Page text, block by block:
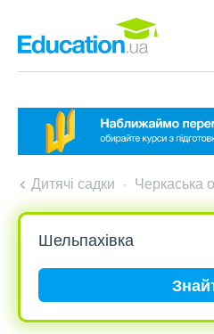
Дитячі садки Черкаська